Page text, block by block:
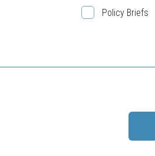
Policy Briefs